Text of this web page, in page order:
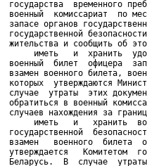
государства  временного
военный  комиссариат  по
запасе органов
государственной
жительства и сообщить об
иметь   и  хранить
военный  билет  офицера
взамен военного билета,
которых  утверждаются
случае  утраты  этих
обратиться в военный
случаев нахождения за
иметь   и   хранить
государственной
взамен   военного  билета
утверждается   Комитетом
Беларусь.  В  случае